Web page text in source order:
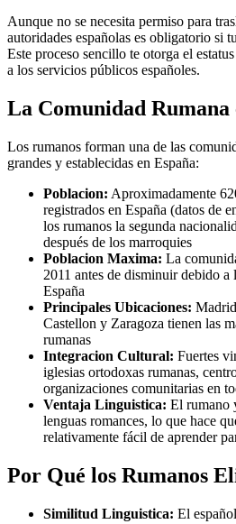
Aunque no se necesita permiso para
autoridades españolas es obligatorio si
Este proceso sencillo te otorga el
a los servicios públicos españoles.
La Comunidad Rumana
Los rumanos forman una de las
grandes y establecidas en España:
Poblacion: Aproximadamente
registrados en España (datos de
los rumanos la segunda
después de los marroquies
Poblacion Maxima: La
2011 antes de disminuir debido a
España
Principales Ubicaciones:
Castellon y Zaragoza tienen las
rumanas
Integracion Cultural: Fuertes
iglesias ortodoxas rumanas,
organizaciones comunitarias en
Ventaja Linguistica: El rumano
lenguas romances, lo que hace
relativamente fácil de aprender
Por Qué los Rumanos
Similitud Linguistica: El